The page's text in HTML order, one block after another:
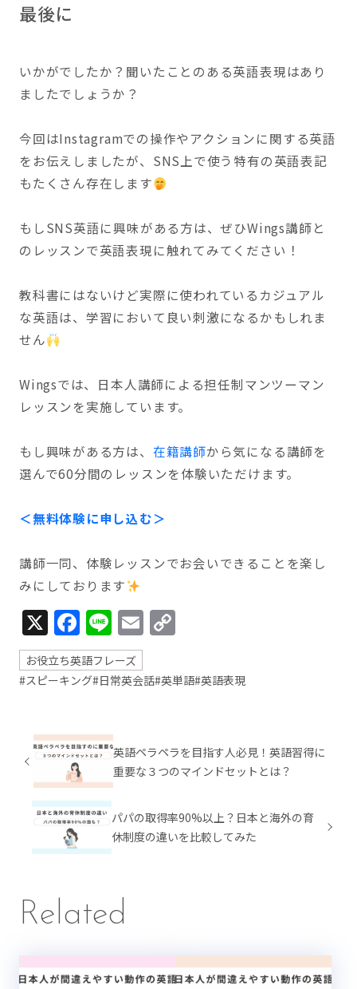
最後に
いかがでしたか？聞いたことのある英語表現はあり
ましたでしょうか？
今回はInstagramでの操作やアクションに関する英語
をお伝えしましたが、SNS上で使う特有の英語表記
もたくさん存在します
もしSNS英語に興味がある方は、ぜひWings講師と
のレッスンで英語表現に触れてみてください！
教科書にはないけど実際に使われているカジュアル
な英語は、学習において良い刺激になるかもしれま
せん
Wingsでは、日本人講師による担任制マンツーマン
レッスンを実施しています。
もし興味がある方は、 在籍講師から気になる講師を
選んで60分間のレッスンを体験いただけます。
＜無料体験に申し込む＞
講師一同、体験レッスンでお会いできることを楽し
みにしております
X Facebook
LineEmail
お役立ち英語フレーズ
#スピーキング#日常英会話#英単語#英語表現
英語ペラペラを目指す人必見！英語習得に
重要な３つのマインドセットとは？
パパの取得率90%以上？日本と海外の育
休制度の違いを比較してみた
Related